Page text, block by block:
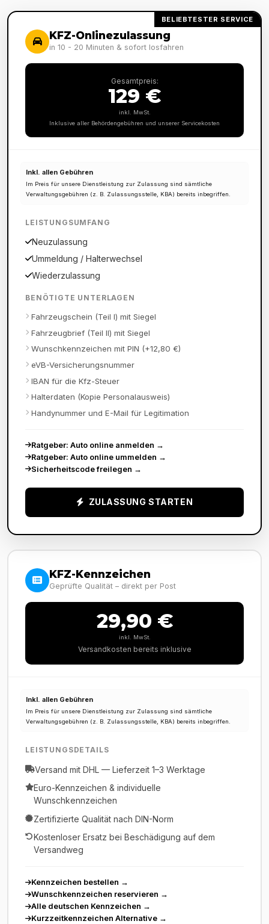
BELIEBTESTER SERVICE
KFZ-Onlinezulassung
in 10 - 20 Minuten & sofort losfahren
Gesamtpreis:
129 €
inkl. MwSt.
Inklusive aller Behördengebühren und unserer Servicekosten
Inkl. allen Gebühren
Im Preis für unsere Dienstleistung zur Zulassung sind sämtliche
Verwaltungsgebühren (z. B. Zulassungsstelle, KBA) bereits inbegriffen.
LEISTUNGSUMFANG
Neuzulassung
Ummeldung / Halterwechsel
Wiederzulassung
BENÖTIGTE UNTERLAGEN
Fahrzeugschein (Teil I) mit Siegel
Fahrzeugbrief (Teil II) mit Siegel
Wunschkennzeichen mit PIN (+12,80 €)
eVB-Versicherungsnummer
IBAN für die Kfz-Steuer
Halterdaten (Kopie Personalausweis)
Handynummer und E-Mail für Legitimation
Ratgeber: Auto online anmelden →
Ratgeber: Auto online ummelden →
Sicherheitscode freilegen →
ZULASSUNG STARTEN
KFZ-Kennzeichen
Geprüfte Qualität – direkt per Post
29,90 €
inkl. MwSt.
Versandkosten bereits inklusive
Inkl. allen Gebühren
Im Preis für unsere Dienstleistung zur Zulassung sind sämtliche
Verwaltungsgebühren (z. B. Zulassungsstelle, KBA) bereits inbegriffen.
LEISTUNGSDETAILS
Versand mit DHL — Lieferzeit 1–3 Werktage
Euro-Kennzeichen & individuelle
Wunschkennzeichen
Zertifizierte Qualität nach DIN-Norm
Kostenloser Ersatz bei Beschädigung auf dem
Versandweg
Kennzeichen bestellen →
Wunschkennzeichen reservieren →
Alle deutschen Kennzeichen →
Kurzzeitkennzeichen Alternative →